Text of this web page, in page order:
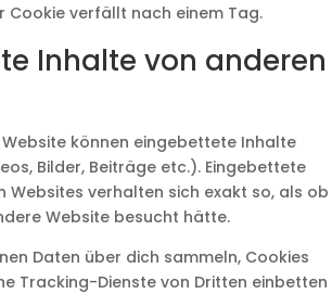
Cookie verfällt nach einem Tag.
Inhalte von anderen
können eingebettete Inhalte
Bilder, Beiträge etc.). Eingebettete
Websites verhalten sich exakt so, als ob
Website besucht hätte.
Daten über dich sammeln, Cookies
Tracking-Dienste von Dritten einbetten